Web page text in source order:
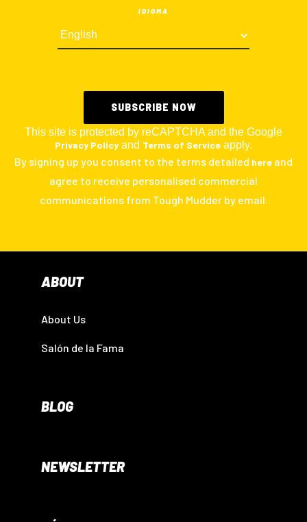
IDIOMA
This site is protected by reCAPTCHA and the Google
Privacy Policy and Terms of Service apply.
By signing up you consent to the terms detailed here and
agree to receive personalised commercial
communications from Tough Mudder by email.
ABOUT
About Us
Salón de la Fama
BLOG
NEWSLETTER